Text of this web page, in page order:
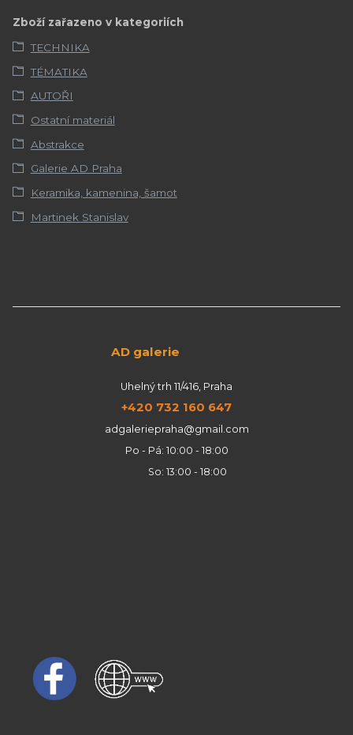
Zboží zařazeno v kategoriích
TECHNIKA
TÉMATIKA
AUTOŘI
Ostatní materiál
Abstrakce
Galerie AD Praha
Keramika, kamenina, šamot
Martinek Stanislav
AD galerie
Uhelný trh 11/416, Praha
+420 732 160 647
adgaleriepraha@gmail.com
Po - Pá: 10:00 - 18:00
So: 13:00 - 18:00